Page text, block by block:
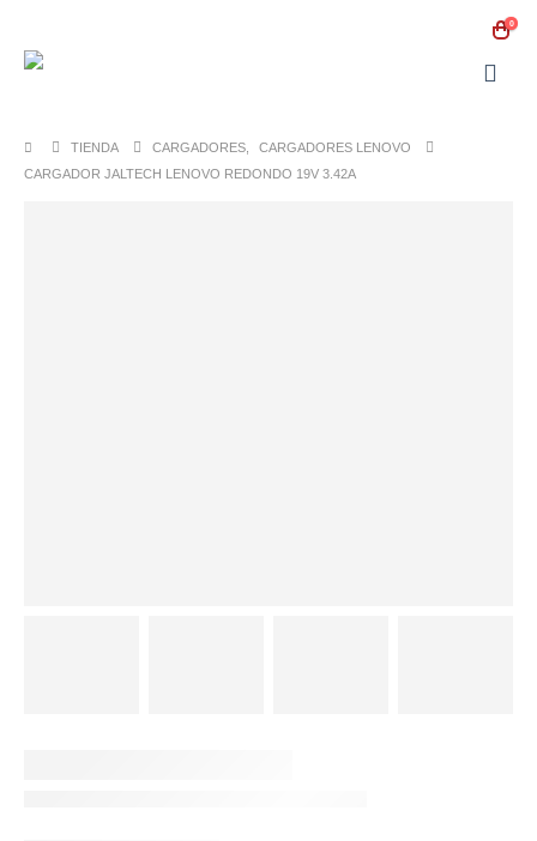
0
TIENDA CARGADORES
CARGADORES LENOVO
CARGADOR JALTECH LENOVO REDONDO 19V 3.42A